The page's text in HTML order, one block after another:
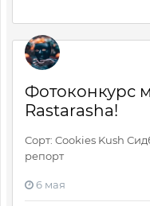
Фотоконкурс
Rastarasha!
Сорт: Cookies Kush
репорт
6 мая